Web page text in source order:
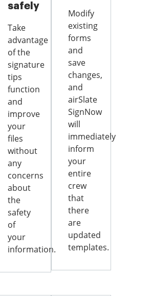
safely
Take
advantage
of the
signature
tips
function
and
improve
your
files
without
any
concerns
about
the
safety
of
your
information.
Modify
existing
forms
and
save
changes,
and
airSlate
SignNow
will
immediately
inform
your
entire
crew
that
there
are
updated
templates.